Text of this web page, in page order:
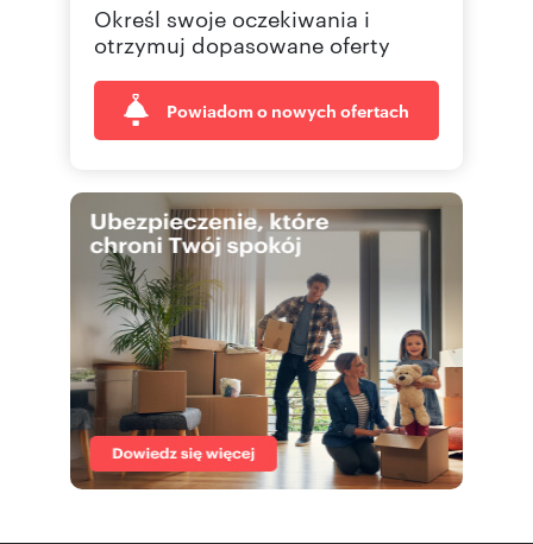
Określ swoje oczekiwania i
otrzymuj dopasowane oferty
Powiadom o nowych ofertach